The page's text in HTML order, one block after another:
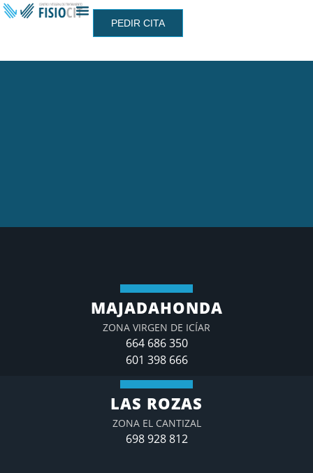
PEDIR CITA
MAJADAHONDA
ZONA VIRGEN DE ICÍAR
664 686 350
601 398 666
LAS ROZAS
ZONA EL CANTIZAL
698 928 812